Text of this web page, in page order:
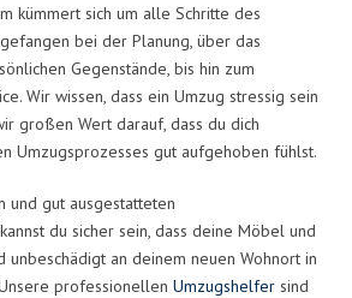
kümmert sich um alle Schritte des
bei der Planung, über das
Gegenstände, bis hin zum
Wir wissen, dass ein Umzug stressig sein
großen Wert darauf, dass du dich
Umzugsprozesses gut aufgehoben fühlst.
und gut ausgestatteten
du sicher sein, dass deine Möbel und
unbeschädigt an deinem neuen Wohnort in
professionellen Umzugshelfer sind